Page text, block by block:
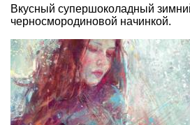
Вкусный супершоколадный
черносмородиновой начинкой.